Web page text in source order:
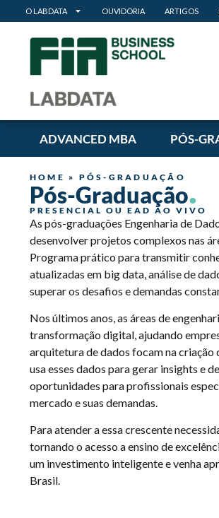
O LABDATA OUVIDORIA ARTIGOS
ADVANCED MBA PÓS-
HOME » PÓS-GRADUAÇÃO
Pós-Graduação.
PRESENCIAL OU EAD AO VIVO
As pós-graduações Engenharia de
desenvolver projetos complexos nas
Programa prático para transmitir
atualizadas em big data, análise de
superar os desafios e demandas
Nos últimos anos, as áreas de
transformação digital, ajudando
arquitetura de dados focam na criação
usa esses dados para gerar insights e
oportunidades para profissionais
mercado e suas demandas.
Para atender a essa crescente
tornando o acesso a ensino de
um investimento inteligente e venha
Brasil.